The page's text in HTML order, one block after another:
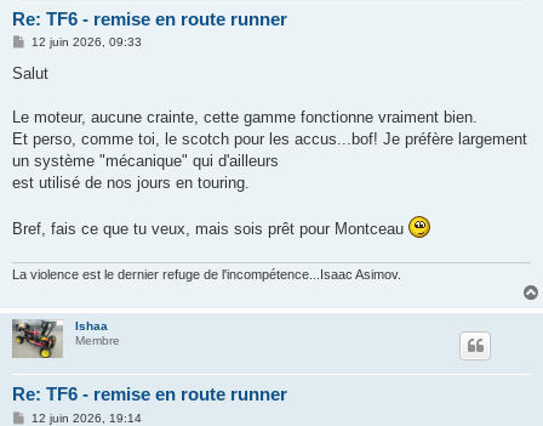
Re: TF6 - remise en route runner
M
s
g
12 juin 2026, 09:33
Salut
Le moteur, aucune crainte, cette gamme fonctionne vraiment bien.
Et perso, comme toi, le scotch pour les accus...bof! Je préfère largement
un système "mécanique" qui d'ailleurs
est utilisé de nos jours en touring.
Bref, fais ce que tu veux, mais sois prêt pour Montceau
La violence est le dernier refuge de l'incompétence...Isaac Asimov.
Ishaa
Membre
Re: TF6 - remise en route runner
M12 juin 2026, 19:14